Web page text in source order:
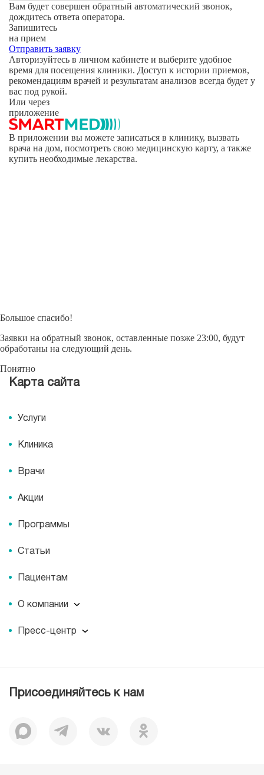
Вам будет совершен обратный автоматический звонок,
дождитесь ответа оператора.
Запишитесь
на прием
Отправить заявку
Авторизуйтесь в личном кабинете и выберите удобное
время для посещения клиники. Доступ к истории приемов,
рекомендациям врачей и результатам анализов всегда будет у
вас под рукой.
Или через
приложение
В приложении вы можете записаться в клинику, вызвать
врача на дом, посмотреть свою медицинскую карту, а также
купить необходимые лекарства.
Большое спасибо!
Заявки на обратный звонок, оставленные позже 23:00, будут
обработаны на следующий день.
Понятно
Карта сайта
Услуги
Клиника
Врачи
Акции
Программы
Статьи
Пациентам
О компании
Вакансии
Документы
История
Пресс-центр
Журнал для пациентов «МЕДСИ СЕГОДНЯ»
Присоединяйтесь к нам